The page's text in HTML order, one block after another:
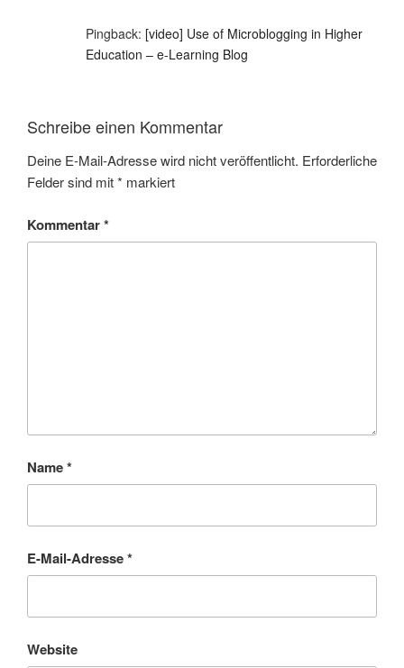
Pingback: [video] Use of Microblogging in Higher
Education – e-Learning Blog
Schreibe einen Kommentar
Deine E-Mail-Adresse wird nicht veröffentlicht. Erforderliche
Felder sind mit* markiert
Kommentar*
Name*
E-Mail-Adresse*
Website